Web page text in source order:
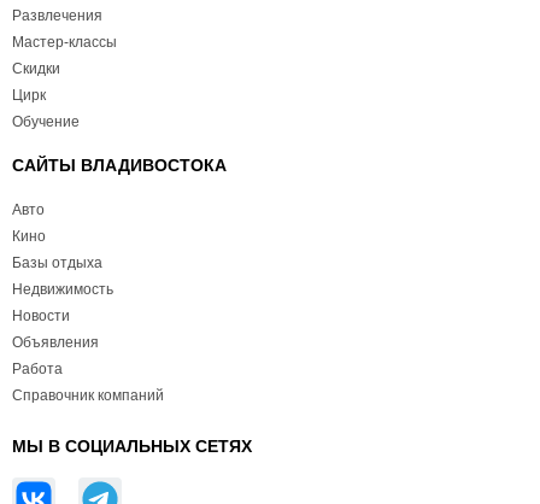
Развлечения
Мастер-классы
Скидки
Цирк
Обучение
САЙТЫ ВЛАДИВОСТОКА
Авто
Кино
Базы отдыха
Недвижимость
Новости
Объявления
Работа
Справочник компаний
МЫ В СОЦИАЛЬНЫХ СЕТЯХ